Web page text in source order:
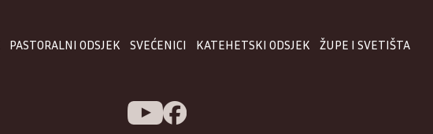
PASTORALNI ODSJEK SVEĆENICI KATEHETSKI ODSJEK ŽUPE I SVETIŠTA